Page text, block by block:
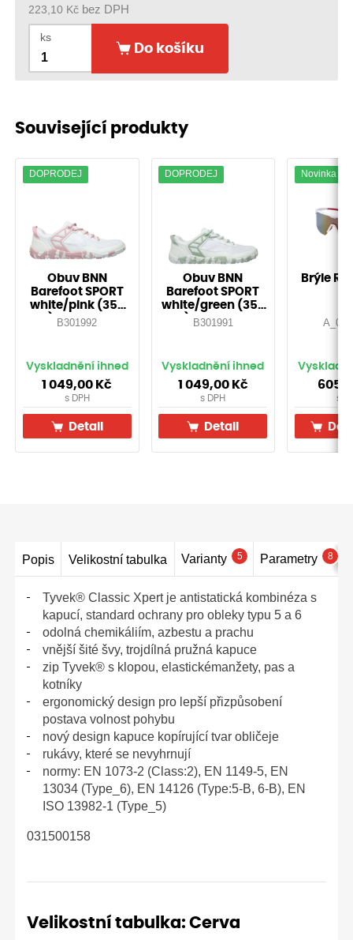
223,10 Kč bez DPH
ks
Do košíku
Související produkty
DOPRODEJ
Obuv BNN
Barefoot SPORT
white/pink (35-
43)-Doprodej!
B301992
Vyskladnění ihned
1 049,00 Kč
s DPH
Detail
DOPRODEJ
Obuv BNN
Barefoot SPORT
white/green (35-
46)-Doprodej!
B301991
Vyskladnění ihned
1 049,00 Kč
s DPH
Detail
Novinka
Brýle
s
Do
Popis Velikostní tabulka Varianty 5 Parametry 8
Tyvek® Classic Xpert je antistatická kombinéza s
kapucí, standard ochrany pro obleky typu 5 a 6
odolná chemikáliím, azbestu a prachu
vnější šité švy, trojdílná pružná kapuce
zip Tyvek® s klopou, elastickémanžety, pas a
kotníky
ergonomický design pro lepší přizpůsobení
postava volnost pohybu
nový design kapuce kopírující tvar obličeje
rukávy, které se nevyhrnují
normy: EN 1073-2 (Class:2), EN 1149-5, EN
13034 (Type_6), EN 14126 (Type:5-B, 6-B), EN
ISO 13982-1 (Type_5)
031500158
Velikostní tabulka: Cerva